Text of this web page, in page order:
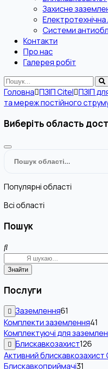
Захисне
Системи
Контакти
Про нас
Галерея робіт
Головна ПЗІП Citel ПЗІП
та мереж постійного
Виберіть область
Популярні області
Всі області
Пошук
Знайти
Послуги
Заземлення61
Комплекти заземлення41
Комплектуючі для
Блискавкозахист126
Активний
Блискавкоприймачі31